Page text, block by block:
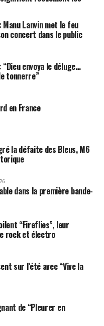
Lanvin met le feu
concert dans le public
envoya le déluge…
tonnerre”
en France
la défaite des Bleus, M6
dans la première bande-
“Fireflies”, leur
rock et électro
sur l’été avec “Vive la
de “Pleurer en